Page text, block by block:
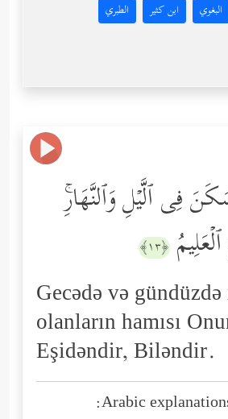
البغوي ابن كثير الطبري
فِی ٱلَّیۡلِ وَٱلنَّهَارِۚ
﴿١٣﴾
Gecədə və
olanların hamısı
Eşidəndir, Biləndir.
Arabic